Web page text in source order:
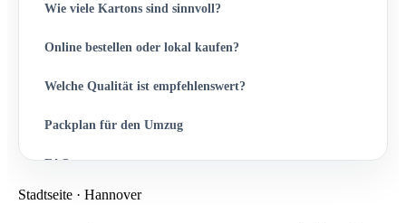
Wie viele Kartons sind sinnvoll?
Online bestellen oder lokal kaufen?
Welche Qualität ist empfehlenswert?
Packplan für den Umzug
FAQ
Stadtseite · Hannover